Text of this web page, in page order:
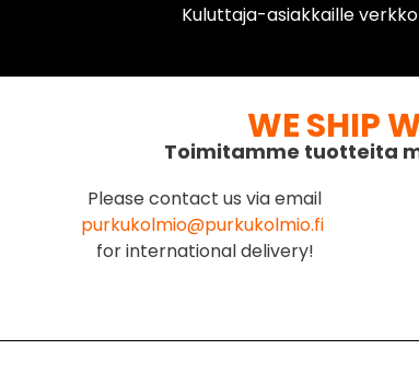
Kuluttaja-asiakkaille
WE SHIP
Toimitamme tuotteita
Please contact us via email
purkukolmio@purkukolmio.fi
for international delivery!